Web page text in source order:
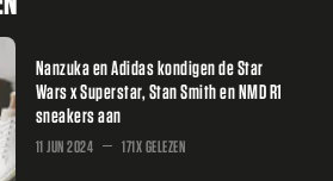
Nanzuka en Adidas kondigen de Star
Wars x Superstar, Stan Smith en NMD R1
sneakers aan
11 JUN 2024 171X GELEZEN